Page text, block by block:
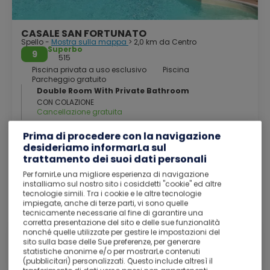
quanto possiamo ammirare oggi, attestano la grandezza
che ebbe la città, così come i resti archeologici che la
circondano. Devastante per Spello fu la discesa in Italia
dei Barbari che la ridussero da una popolosa città in una
povera borgata. In età longobarda e franca fece parte del
ducato di Spoleto, per poi passare al Papato. La cittadina
tuttavia, memore della prosperità e della relativa
autonomia di cui godeva in epoca romana, non tardò a
comune fu infeudato dal papa alla famiglia perugina dei
Baglioni cui appartenne fino al 1648.
Nel IV secolo Spello fu sede vescovile e nell'Alto Medioevo,
con altre diocesi vicine e in seguito soppresse, fece parte
per molto tempo della vasta diocesi di Spoleto. Dal 1772
Spello è invece integrata nella diocesi di Foligno.
CASALE SAN FORTUNATO
Spello - Mostra sulla mappa > 2,0 km da Centro
9
Superbo
515
Piscina privata a uso esclusivo
Piscina
Parcheggio gratuito
Double Room With Private Bathroom
CON COLAZIONE
Cancellazione gratuita
Vedi i dettagli
Trasporto di partenza
Nessun trasporto selezionato
Spello
Foligno
Trasporto disabilitato
Prima di procedere con la navigazione
desideriamo informarLa sul
trattamento dei suoi dati personali
Per fornirLe una migliore esperienza di navigazione
installiamo sul nostro sito i cosiddetti "cookie" ed altre
tecnologie simili. Tra i cookie e le altre tecnologie
impiegate, anche di terze parti, vi sono quelle
tecnicamente necessarie al fine di garantire una
corretta presentazione del sito e delle sue funzionalità
nonché quelle utilizzate per gestire le impostazioni del
sito sulla base delle Sue preferenze, per generare
statistiche anonime e/o per mostrarLe contenuti
(pubblicitari) personalizzati. Questo include altresì il